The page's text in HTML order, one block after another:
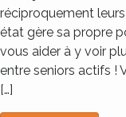
réciproquement
état gère sa propre
vous aider à y voir
entre seniors actifs !
[…]